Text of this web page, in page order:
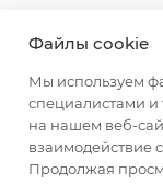
Файлы cookie
Мы используем
специалистами и
на нашем веб-
взаимодействие
Продолжая